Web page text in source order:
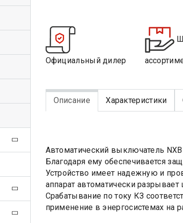
Официальный дилер
Описание Характеристики
Автоматический выключатель
Благодаря ему обеспечивается
Устройство имеет надежную и
аппарат автоматически
Срабатывание по току КЗ
применение в энергосистемах на